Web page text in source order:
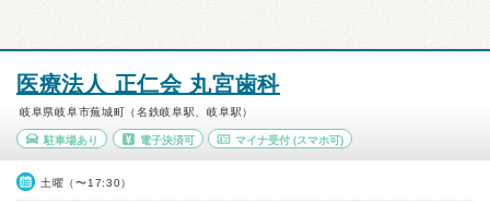
医療法人 正仁会 丸宮歯科
岐阜県岐阜市蕪城町（名鉄岐阜駅、岐阜駅）
駐車場あり 電子決済可 マイナ受付 (スマホ可)
土曜（〜17:30）